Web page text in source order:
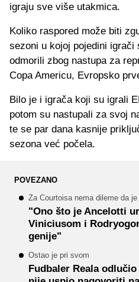
igraju sve više utakmica.
Koliko raspored može biti
sezoni u kojoj pojedini igrači
odmorili zbog nastupa za
Copa Americu, Evropsko
Bilo je i igrača koji su igrali
potom su nastupali za svoj
te se par dana kasnije
sezona već počela.
POVEZANO
Za Courtoisa nema dileme da
"Ono što je Ancelotti
Viniciusom i
genije"
Ostao je pri svom
Fudbaler Reala